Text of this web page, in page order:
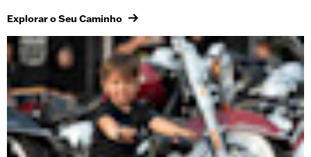
Explorar o Seu Caminho